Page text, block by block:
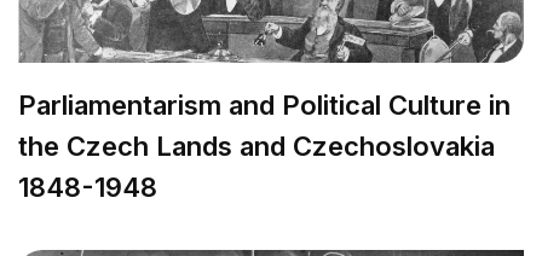
Parliamentarism and Political Culture in
the Czech Lands and Czechoslovakia
1848-1948